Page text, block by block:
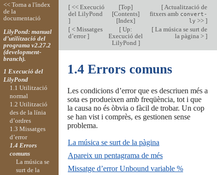
[<< Execució
del LilyPond
]
[Top]
[Contents]
[Index]
[Actualització de
fitxers amb convert-
ly >> ]
[< Missatges
d’error]
[ Up:
Execució del
LilyPond ]
[La música se surt de
la pàgina > ]
1.4 Errors comuns
Les condicions d’error que es descriuen més a
sota es produeixen amb freqüència, tot i que
la causa no és òbvia o fàcil de trobar. Un cop
se han vist i comprès, es gestionen sense
problema.
La música se surt de la pàgina
Apareix un pentagrama de més
Missatge d’error Unbound variable %
<< Torna a l'índex
de la
documentació
LilyPond: manual
d’utilització del
programa v2.27.2
(development-
branch).
1 Execució del
LilyPond
1.1 Utilització
normal
1.2 Utilització
des de la línia
d’ordres
1.3 Missatges
d’error
1.4 Errors
comuns
La música se
surt de la